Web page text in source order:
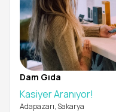
Dam Gıda
Kasiyer Aranıyor!
Adapazarı, Sakarya